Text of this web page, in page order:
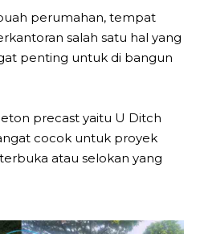
perumahan, tempat
salah satu hal yang
penting untuk di bangun
precast yaitu U Ditch
cocok untuk proyek
atau selokan yang